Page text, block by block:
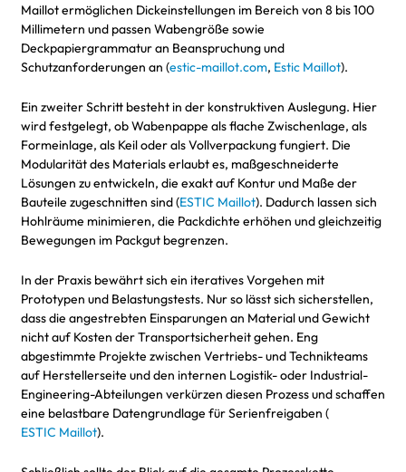
Maillot ermöglichen Dickeinstellungen im Bereich von 8 bis 100
Millimetern und passen Wabengröße sowie
Deckpapiergrammatur an Beanspruchung und
Schutzanforderungen an (estic-maillot.com, Estic Maillot).
Ein zweiter Schritt besteht in der konstruktiven Auslegung. Hier
wird festgelegt, ob Wabenpappe als flache Zwischenlage, als
Formeinlage, als Keil oder als Vollverpackung fungiert. Die
Modularität des Materials erlaubt es, maßgeschneiderte
Lösungen zu entwickeln, die exakt auf Kontur und Maße der
Bauteile zugeschnitten sind (ESTIC Maillot). Dadurch lassen sich
Hohlräume minimieren, die Packdichte erhöhen und gleichzeitig
Bewegungen im Packgut begrenzen.
In der Praxis bewährt sich ein iteratives Vorgehen mit
Prototypen und Belastungstests. Nur so lässt sich sicherstellen,
dass die angestrebten Einsparungen an Material und Gewicht
nicht auf Kosten der Transportsicherheit gehen. Eng
abgestimmte Projekte zwischen Vertriebs- und Technikteams
auf Herstellerseite und den internen Logistik- oder Industrial-
Engineering-Abteilungen verkürzen diesen Prozess und schaffen
eine belastbare Datengrundlage für Serienfreigaben (
ESTIC Maillot).